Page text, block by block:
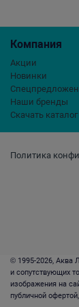
Политика
Компания
Акции
Новинки
Наши бренды
Скачать каталог
© 1995-2026, Аква
и сопутствующих
изображения на
публичной